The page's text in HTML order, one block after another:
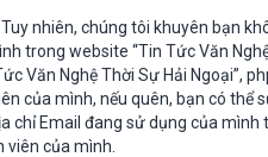
nhiên, chúng tôi khuyên bạn
trong website “Tin Tức Văn
Văn Nghệ Thời Sự Hải Ngoại”,
của mình, nếu quên, bạn có thể
chỉ Email đang sử dụng của mình
của mình.